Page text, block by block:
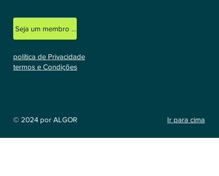
Seja um membro licenciado
política de Privacidade
termos e Condições
© 2024 por ALGOR Ir para cima